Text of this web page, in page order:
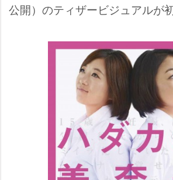
公開）のティザービジュアルが